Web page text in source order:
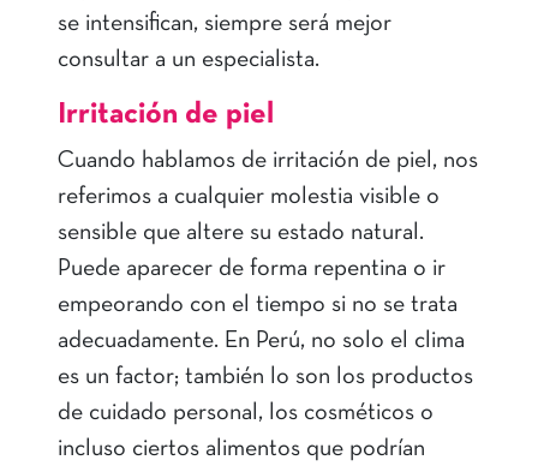
se intensifican, siempre será mejor
consultar a un especialista.
Irritación de piel
Cuando hablamos de irritación de piel, nos
referimos a cualquier molestia visible o
sensible que altere su estado natural.
Puede aparecer de forma repentina o ir
empeorando con el tiempo si no se trata
adecuadamente. En Perú, no solo el clima
es un factor; también lo son los productos
de cuidado personal, los cosméticos o
incluso ciertos alimentos que podrían